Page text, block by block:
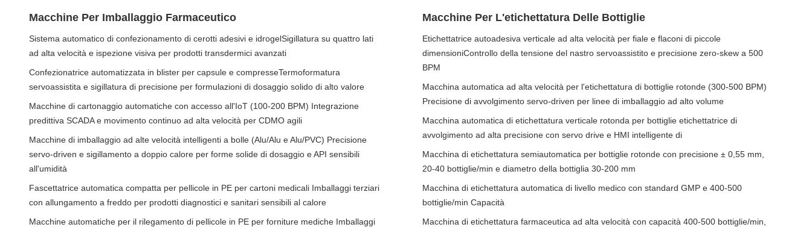
Macchine Per Imballaggio Farmaceutico
Sistema automatico di confezionamento di cerotti adesivi e idrogelSigillatura su quattro lati
ad alta velocità e ispezione visiva per prodotti transdermici avanzati
Confezionatrice automatizzata in blister per capsule e compresseTermoformatura
servoassistita e sigillatura di precisione per formulazioni di dosaggio solido di alto valore
Macchine di cartonaggio automatiche con accesso all'IoT (100-200 BPM) Integrazione
predittiva SCADA e movimento continuo ad alta velocità per CDMO agili
Macchine di imballaggio ad alte velocità intelligenti a bolle (Alu/Alu e Alu/PVC) Precisione
servo-driven e sigillamento a doppio calore per forme solide di dosaggio e API sensibili
all'umidità
Fascettatrice automatica compatta per pellicole in PE per cartoni medicali Imballaggi terziari
con allungamento a freddo per prodotti diagnostici e sanitari sensibili al calore
Macchine automatiche per il rilegamento di pellicole in PE per forniture mediche Imballaggi
Macchine Per L'etichettatura Delle Bottiglie
Etichettatrice autoadesiva verticale ad alta velocità per fiale e flaconi di piccole
dimensioniControllo della tensione del nastro servoassistito e precisione zero-skew a 500
BPM
Macchina automatica ad alta velocità per l'etichettatura di bottiglie rotonde (300-500 BPM)
Precisione di avvolgimento servo-driven per linee di imballaggio ad alto volume
Macchina automatica di etichettatura verticale rotonda per bottiglie etichettatrice di
avvolgimento ad alta precisione con servo drive e HMI intelligente di
Macchina di etichettatura semiautomatica per bottiglie rotonde con precisione ± 0,55 mm,
20-40 bottiglie/min e diametro della bottiglia 30-200 mm
Macchina di etichettatura automatica di livello medico con standard GMP e 400-500
bottiglie/min Capacità
Macchina di etichettatura farmaceutica ad alta velocità con capacità 400-500 bottiglie/min,